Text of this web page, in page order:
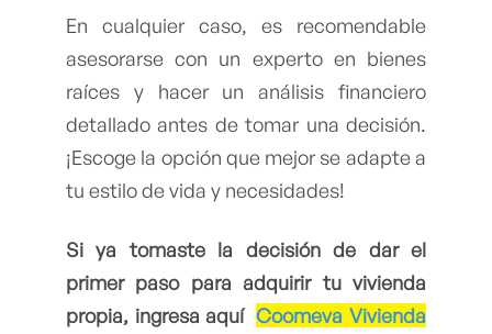
En cualquier caso, es recomendable
asesorarse con un experto en bienes
raíces y hacer un análisis financiero
detallado antes de tomar una decisión.
¡Escoge la opción que mejor se adapte a
tu estilo de vida y necesidades!
Si ya tomaste la decisión de dar el
primer paso para adquirir tu vivienda
propia, ingresa aquíCoomeva Vivienda